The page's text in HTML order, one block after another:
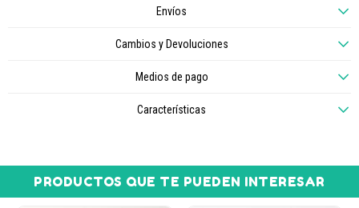
Envíos
Cambios y Devoluciones
Medios de pago
Características
PRODUCTOS QUE TE PUEDEN INTERESAR